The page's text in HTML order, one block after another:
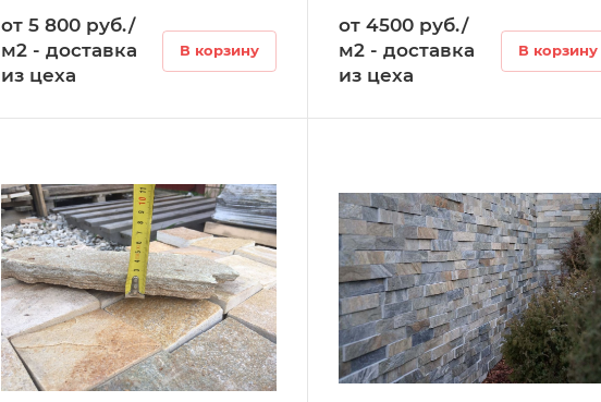
от 5 800 руб./
м2 - доставка
из цеха
В корзину
от 4500 руб./
м2 - доставка
из цеха
В корзину